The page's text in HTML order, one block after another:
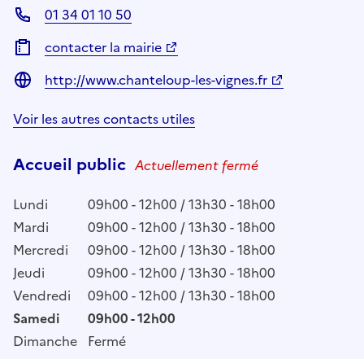
01 34 01 10 50
contacter la mairie
http://www.chanteloup-les-vignes.fr
Voir les autres contacts utiles
Accueil public Actuellement fermé
Lundi
09h00 - 12h00 / 13h30 - 18h00
Mardi
09h00 - 12h00 / 13h30 - 18h00
Mercredi
09h00 - 12h00 / 13h30 - 18h00
Jeudi
09h00 - 12h00 / 13h30 - 18h00
Vendredi
09h00 - 12h00 / 13h30 - 18h00
Samedi
09h00 - 12h00
Dimanche Fermé